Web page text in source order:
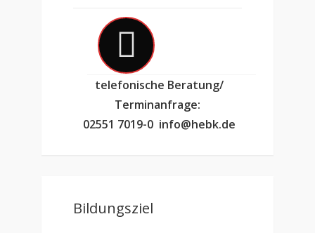
telefonische Beratung/
Terminanfrage:
02551 7019-0 info@hebk.de
Bildungsziel